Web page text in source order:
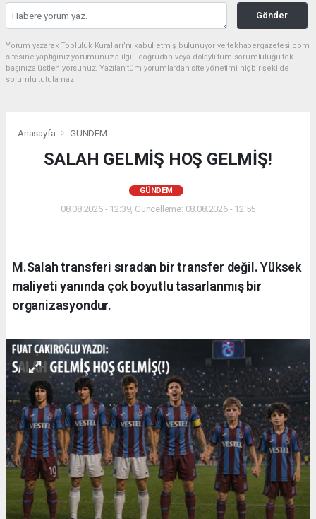
Gönder
Yorum yazarak Topluluk Kuralları’nı kabul etmiş bulunuyor ve tekhabergazetesi.com
sitesine yaptığınız yorumunuzla ilgili doğrudan veya dolaylı tüm sorumluluğu tek
başınıza üstleniyorsunuz. Yazılan tüm yorumlardan site yönetimi hiçbir şekilde
sorumlu tutulamaz.
Anasayfa GÜNDEM
SALAH GELMİŞ HOŞ GELMİŞ!
GÜNDEM
08.08.2026 - 12:39, Güncelleme: 08.08.2026 - 12:55
M.Salah transferi sıradan bir transfer değil. Yüksek
maliyeti yanında çok boyutlu tasarlanmış bir
organizasyondur.